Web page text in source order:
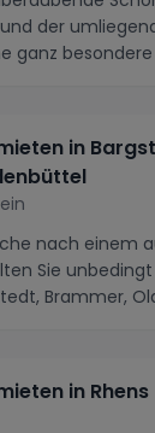
der
ganz
in
nach einem
Sie
Brammer,
in Rhens